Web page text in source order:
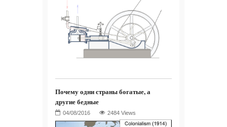
Почему одни страны богатые, а
другие бедные
2484 Views